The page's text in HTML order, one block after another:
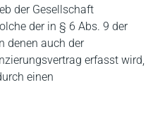
der Gesellschaft
der in § 6 Abs. 9 der
denen auch der
erfasst wird,
einen